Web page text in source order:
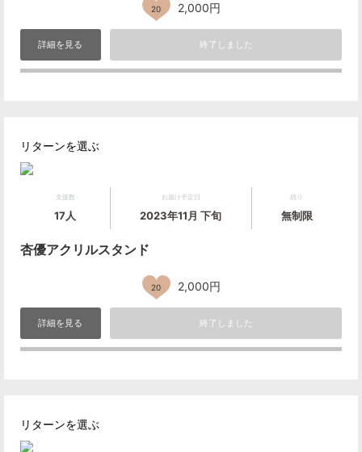
20 2,000円
詳細を見る 終了しました
リターンを選ぶ
支援数
17人
お届け予定日
2023年11月 下旬
残り
無制限
杏優アクリルスタンド
20 2,000円
詳細を見る 終了しました
リターンを選ぶ